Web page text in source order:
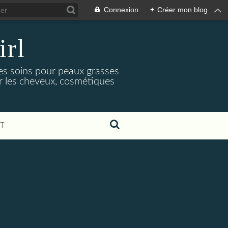
Connexion + Créer mon blog
soins pour peaux grasses
les cheveux, cosmétiques